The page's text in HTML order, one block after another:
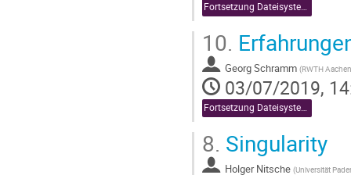
Fortsetzung Dateisysteme, Forschungsdatenmanagement und Sonstiges
10.
Georg Schramm (RWTH Aachen
03/07/2019,
Fortsetzung Dateisysteme, Forschungsdatenmanagement und Sonstiges
8. Singularity
Holger Nitsche (Universität